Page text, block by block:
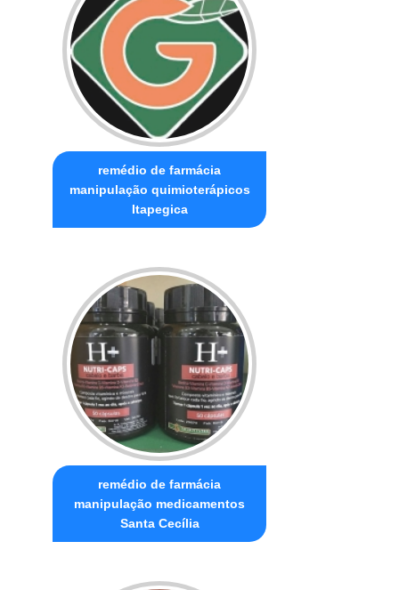
remédio de farmácia
manipulação quimioterápicos
Itapegica
remédio de farmácia
manipulação medicamentos
Santa Cecília